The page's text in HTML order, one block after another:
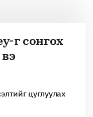
г сонгох
цуглуулах